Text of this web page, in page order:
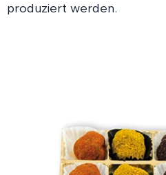
produziert werden.